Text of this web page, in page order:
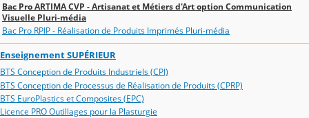
Bac Pro ARTIMA CVP - Artisanat et Métiers d'Art option Communication
Visuelle Pluri-média
Bac Pro RPIP - Réalisation de Produits Imprimés Pluri-média
Enseignement SUPÉRIEUR
BTS Conception de Produits Industriels (CPI)
BTS Conception de Processus de Réalisation de Produits (CPRP)
BTS EuroPlastics et Composites (EPC)
Licence PRO Outillages pour la Plasturgie